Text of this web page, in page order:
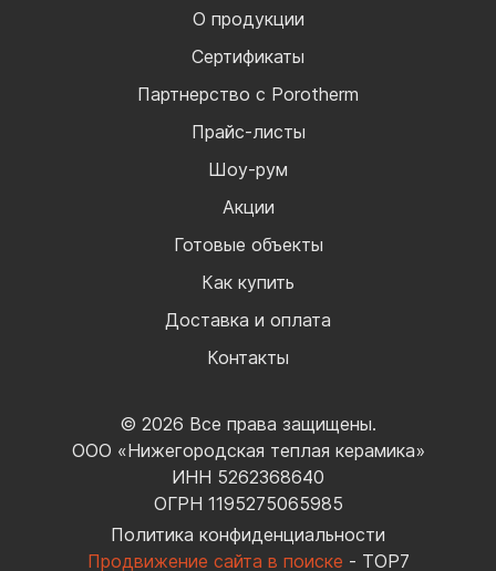
О продукции
Сертификаты
Партнерство с Porotherm
Прайс-листы
Шоу-рум
Акции
Готовые объекты
Как купить
Доставка и оплата
Контакты
© 2026 Все права защищены.
ООО «Нижегородская теплая керамика»
ИНН 5262368640
ОГРН 1195275065985
Политика конфиденциальности
Продвижение сайта в поиске - TOP7